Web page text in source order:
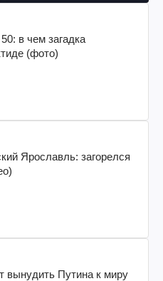
в чем загадка
(фото)
Ярославль: загорелся
Путина к миру